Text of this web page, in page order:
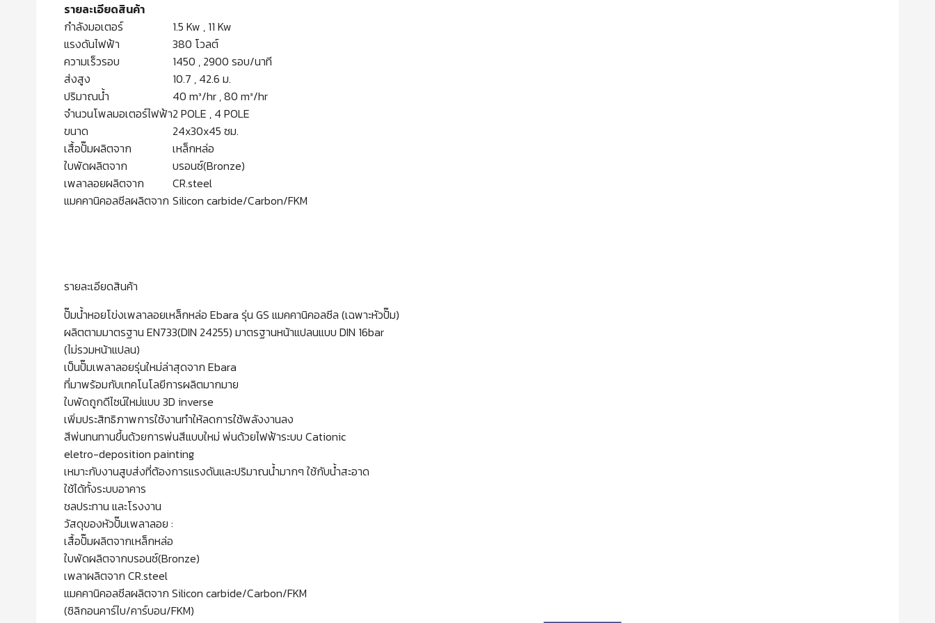
รายละเอียดสินค้า
กำลังมอเตอร์
1.5 Kw , 11 Kw
แรงดันไฟฟ้า
380 โวลต์
ความเร็วรอบ
1450 , 2900 รอบ/นาที
ส่งสูง
10.7 , 42.6 ม.
ปริมาณน้ำ
40 m³/hr , 80 m³/hr
จำนวนโพลมอเตอร์ไฟฟ้า2 POLE , 4 POLE
ขนาด
24x30x45 ซม.
เสื้อปั๊มผลิตจาก
เหล็กหล่อ
ใบพัดผลิตจาก
บรอนซ์(Bronze)
เพลาลอยผลิตจาก
CR.steel
แมคคานิคอลซีลผลิตจาก Silicon carbide/Carbon/FKM
รายละเอียดสินค้า
ปั๊มน้ำหอยโข่งเพลาลอยเหล็กหล่อ Ebara รุ่น GS แมคคานิคอลซีล (เฉพาะหัวปั๊ม)
ผลิตตามมาตรฐาน EN733(DIN 24255) มาตรฐานหน้าแปลนแบบ DIN 16bar
(ไม่รวมหน้าแปลน)
เป็นปั๊มเพลาลอยรุ่นใหม่ล่าสุดจาก Ebara
ที่มาพร้อมกับเทคโนโลยีการผลิตมากมาย
ใบพัดถูกดีไซน์ใหม่แบบ 3D inverse
เพิ่มประสิทธิภาพการใช้งานทำให้ลดการใช้พลังงานลง
สีพ่นทนทานขึ้นด้วยการพ่นสีแบบใหม่ พ่นด้วยไฟฟ้าระบบ Cationic
eletro-deposition painting
เหมาะกับงานสูบส่งที่ต้องการแรงดันและปริมาณน้ำมากๆ ใช้กับน้ำสะอาด
ใช้ได้ทั้งระบบอาคาร
ชลประทาน และโรงงาน
วัสดุของหัวปั๊มเพลาลอย :
เสื้อปั๊มผลิตจากเหล็กหล่อ
ใบพัดผลิตจากบรอนซ์(Bronze)
เพลาผลิตจาก CR.steel
แมคคานิคอลซีลผลิตจาก Silicon carbide/Carbon/FKM
(ซิลิกอนคาร์ไบ/คาร์บอน/FKM)